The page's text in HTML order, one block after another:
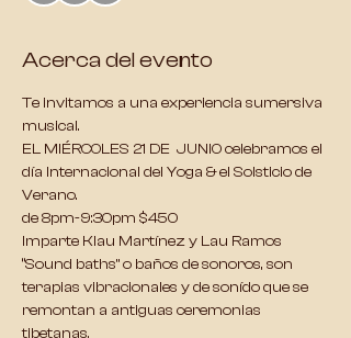
Acerca del evento
Te invitamos a una experiencia sumersiva
musical.
EL MIÉRCOLES 21 DE  JUNIO celebramos el
día Internacional del Yoga & el Solsticio de
Verano.
de 8pm-9:30pm $450
Imparte Klau Martínez y Lau Ramos
“Sound baths” o baños de sonoros, son
terapias vibracionales y de sonído que se
remontan a antiguas ceremonias
tibetanas.